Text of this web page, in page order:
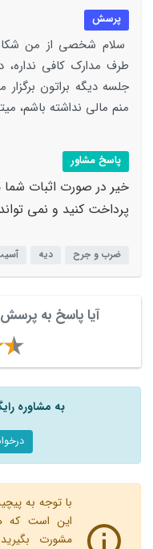
پرسش
سلام شخصی از من
طرف مدارک کافی
جلسه دیگه براتون
منم مالی نداشته باشم،
پاسخ مشاور
خیر در صورت اثبات شما
پرداخت کنید و نمی
ضرب و جرح دیه
آیا پاسخ به
به مشاوره
با توجه به
این است که
مشورت